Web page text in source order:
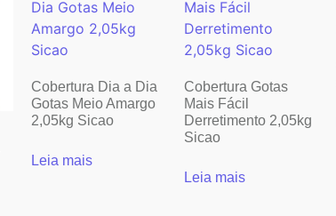
Cobertura Dia a Dia
Gotas Meio Amargo
2,05kg Sicao
Leia mais
Cobertura Gotas
Mais Fácil
Derretimento 2,05kg
Sicao
Leia mais